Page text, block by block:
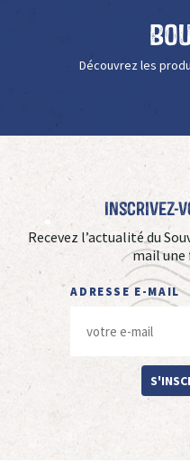
Découvrez les
Inscrivez-
Recevez l’actualité du
mail une
ADRESSE E-MAIL